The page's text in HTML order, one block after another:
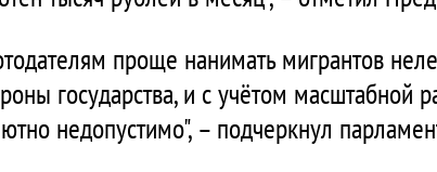
проще нанимать мигрантов
государства, и с учётом масштабной
недопустимо", – подчеркнул